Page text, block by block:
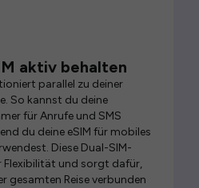
aktiv behalten
parallel zu deiner
So kannst du deine
für Anrufe und SMS
du deine eSIM für mobiles
Diese Dual-SIM-
Flexibilität und sorgt dafür,
gesamten Reise verbunden